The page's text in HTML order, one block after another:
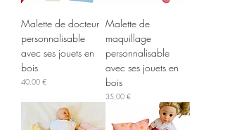
Malette de docteur
personnalisable
avec ses jouets en
bois
Prix
40,00 €
Malette de
maquillage
personnalisable
avec ses jouets en
bois
Prix
35,00 €